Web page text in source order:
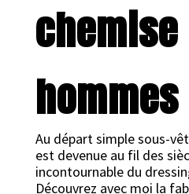
hommes
Au départ simple sous-
est devenue au fil des
incontournable du
Découvrez avec moi la